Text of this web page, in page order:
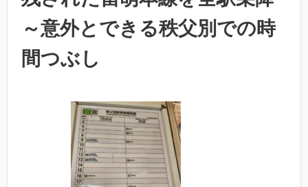
～意外とできる秩父別での時
間つぶし